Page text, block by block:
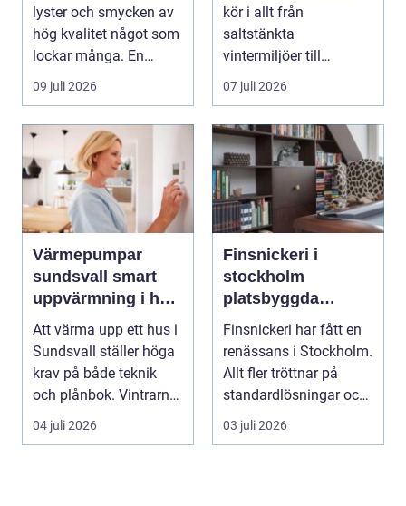
lyster och smycken av
hög kvalitet något som
lockar många. En
guldsmed i Göteb...
09 juli 2026
kör i allt från
saltstänkta
vintermiljöer till
dammiga
sommarvägar. Bilen
utsät...
07 juli 2026
Värmepumpar
sundsvall smart
uppvärmning i hårt
klimat
Att värma upp ett hus i
Sundsvall ställer höga
krav på både teknik
och plånbok. Vintrarna
är långa, ...
04 juli 2026
Finsnickeri i
stockholm
platsbyggda
lösningar som
förändrar hemmet
Finsnickeri har fått en
renässans i Stockholm.
Allt fler tröttnar på
standardlösningar och
vill i st...
03 juli 2026